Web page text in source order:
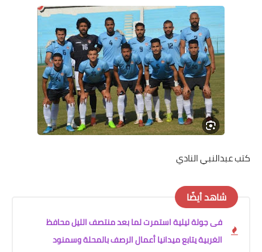
كتب عبدالنبي النادي
شاهد أيضًا
فى جولة ليلية استمرت لما بعد منتصف الليل محافظ
الغربية يتابع ميدانيا أعمال الرصف بالمحلة وسمنود